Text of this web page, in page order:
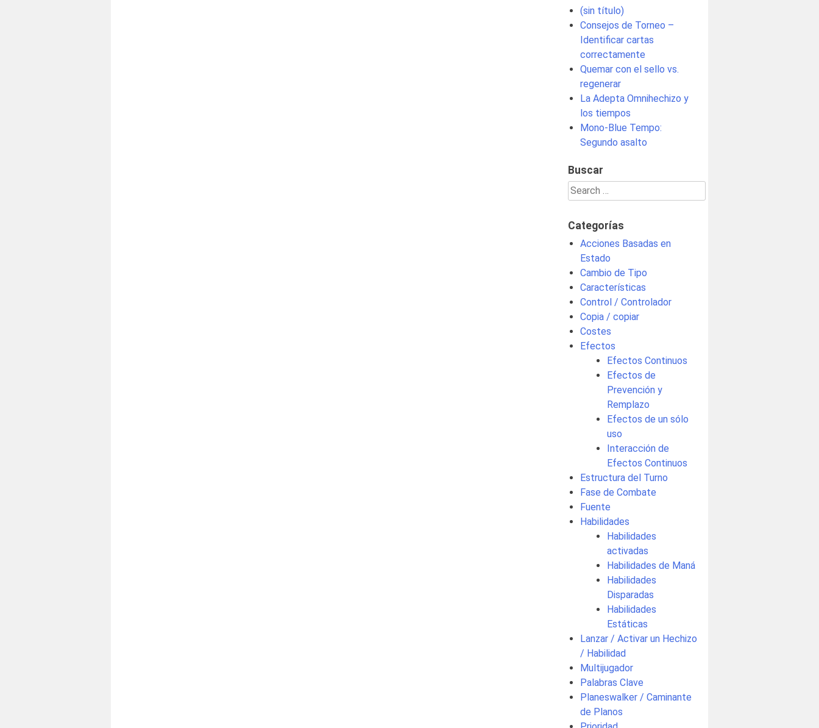
(sin título)
Consejos de Torneo –
Identificar cartas
correctamente
Quemar con el sello vs.
regenerar
La Adepta Omnihechizo y
los tiempos
Mono-Blue Tempo:
Segundo asalto
Buscar
Search
for:
Categorías
Acciones Basadas en
Estado
Cambio de Tipo
Características
Control / Controlador
Copia / copiar
Costes
Efectos
Efectos Continuos
Efectos de
Prevención y
Remplazo
Efectos de un sólo
uso
Interacción de
Efectos Continuos
Estructura del Turno
Fase de Combate
Fuente
Habilidades
Habilidades
activadas
Habilidades de Maná
Habilidades
Disparadas
Habilidades
Estáticas
Lanzar / Activar un Hechizo
/ Habilidad
Multijugador
Palabras Clave
Planeswalker / Caminante
de Planos